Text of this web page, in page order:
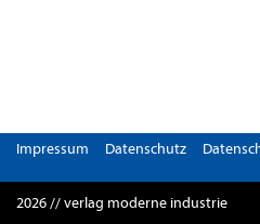
Impressum Datenschutz
2026 // verlag moderne industrie